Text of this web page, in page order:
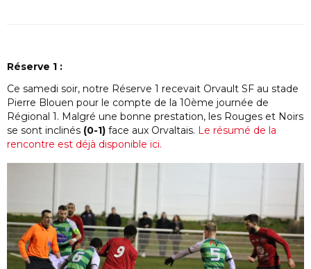
Réserve 1 :
Ce samedi soir, notre Réserve 1 recevait Orvault SF au stade
Pierre Blouen pour le compte de la 10ème journée de
Régional 1. Malgré une bonne prestation, les Rouges et Noirs
se sont inclinés (0-1) face aux Orvaltais. Le résumé de la
rencontre est déjà disponible ici.